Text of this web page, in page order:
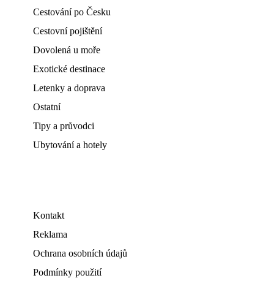
Cestování po Česku
Cestovní pojištění
Dovolená u moře
Exotické destinace
Letenky a doprava
Ostatní
Tipy a průvodci
Ubytování a hotely
Kontakt
Reklama
Ochrana osobních údajů
Podmínky použití